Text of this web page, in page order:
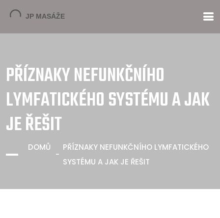
PŘÍZNAKY NEFUNKČNÍHO
LYMFATICKÉHO SYSTÉMU A JAK
JE ŘEŠIT
DOMŮ
PŘÍZNAKY NEFUNKČNÍHO LYMFATICKÉHO
SYSTÉMU A JAK JE ŘEŠIT